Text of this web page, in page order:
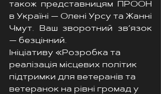
також представницям ПРООН
в Україні — Олені Урсу та Жанні
Чмут. Ваш зворотний зв’язок
— безцінний.
Ініціативу «Розробка та
реалізація місцевих політик
підтримки для ветеранів та
ветеранок на рівні громад у